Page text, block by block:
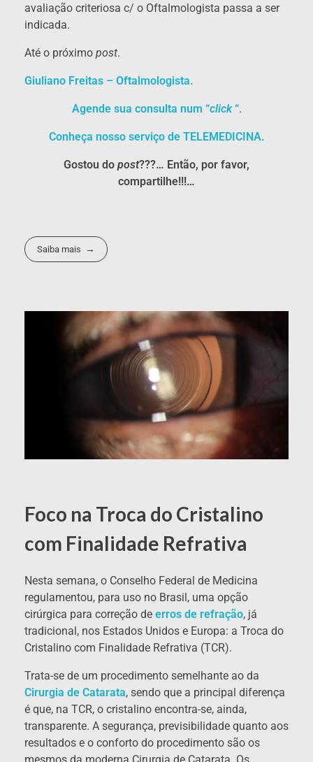
avaliação criteriosa c/ o Oftalmologista passa a ser
indicada.
Até o próximo post.
Giuliano Freitas – Oftalmologista.
Agende sua consulta num “click“.
Conheça nosso serviço de TELEMEDICINA.
Gostou do post???… Então, por favor,
compartilhe!!!…
Saiba mais
Foco na Troca do Cristalino
com Finalidade Refrativa
Nesta semana, o Conselho Federal de Medicina
regulamentou, para uso no Brasil, uma opção
cirúrgica para correção de erros de refração, já
tradicional, nos Estados Unidos e Europa: a Troca do
Cristalino com Finalidade Refrativa (TCR).
Trata-se de um procedimento semelhante ao da
Cirurgia de Catarata, sendo que a principal diferença
é que, na TCR, o cristalino encontra-se, ainda,
transparente. A segurança, previsibilidade quanto aos
resultados e o conforto do procedimento são os